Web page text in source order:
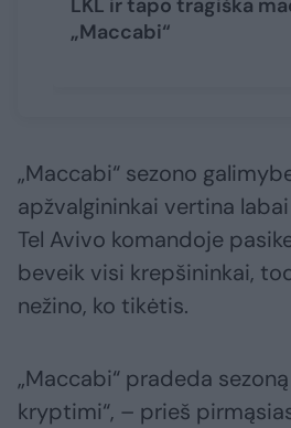
„Maccabi“
„Maccabi“ sezono
apžvalgininkai vertina
Tel Avivo komandoje
beveik visi krepšininkai,
nežino, ko tikėtis.
„Maccabi“ pradeda
kryptimi“, – prieš